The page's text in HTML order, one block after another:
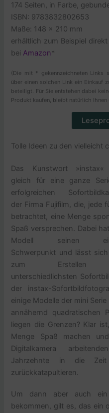
174 Seiten, in Farbe,
ISBN: 9783832802653
Maße: 148 x 210 mm
erhältlich zum Beispiel direkt
beiAmazon*
(Die mit * gekennzeichneten Links
über einen solchen Link ein Einkauf
beteiligt. Für Sie entstehen dabei
Produkt kaufen, bleibt natürlich Ihnen
Tolle Ideen zu den vielleicht
Das Kunstwort
gleich für eine ganze
erfolgreichen
der Firma Fujifilm, die, jede
betrachtet, eine Menge
Spaß versprechen. Dabei
Modell seinen
Schwerpunkt und lässt
zum Erstellen
unterschiedlichsten
der instax-
einige Modelle der mini
annähernd quadratischen
liegen die Grenzen? Klar
Menge Spaß machen
Digitalkamera
Jahrzehnte in die Zeit
zurückkatapultieren.
Um dann aber auch
bekommen, gilt es, das ein